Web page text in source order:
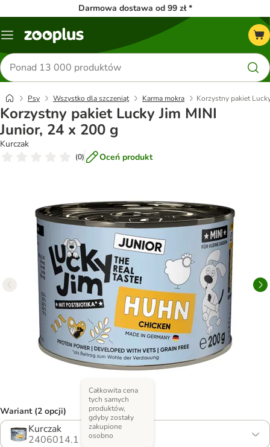
Darmowa dostawa od 99 zł *
Menu
Szukaj
produktów
Psy Wszystko dla szczeniąt Karma mokra Korzystny pakiet
Korzystny pakiet Lucky Jim MINI
Junior, 24 x 200 g
Kurczak
(0) Oceń produkt
Wariant (2 opcji)
Kurczak
2406014.1
Całkowita cena
tych samych
produktów,
gdyby zostały
zakupione
osobno